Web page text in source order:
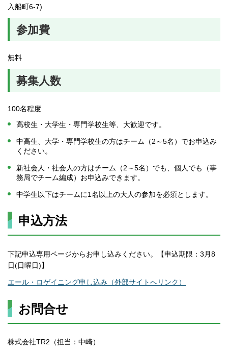
入船町6-7)
参加費
無料
募集人数
100名程度
高校生・大学生・専門学校生等、大歓迎です。
中高生、大学・専門学校生の方はチーム（2～5名）でお申込み
ください。
新社会人・社会人の方はチーム（2～5名）でも、個人でも（事
務局でチーム編成）お申込みできます。
中学生以下はチームに1名以上の大人の参加を必須とします。
申込方法
下記申込専用ページからお申し込みください。【申込期限：3月8
日(日曜日)】
エール・ロゲイニング申し込み（外部サイトへリンク）
お問合せ
株式会社TR2（担当：中崎）